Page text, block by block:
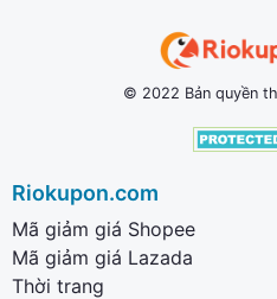
© 2022 Bản quyền
Riokupon.com
Mã giảm giá Shopee
Mã giảm giá Lazada
Thời trang